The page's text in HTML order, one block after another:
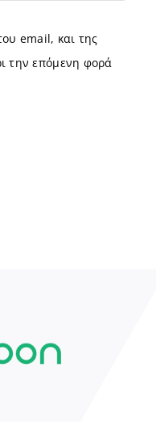
email, και της
την επόμενη φορά